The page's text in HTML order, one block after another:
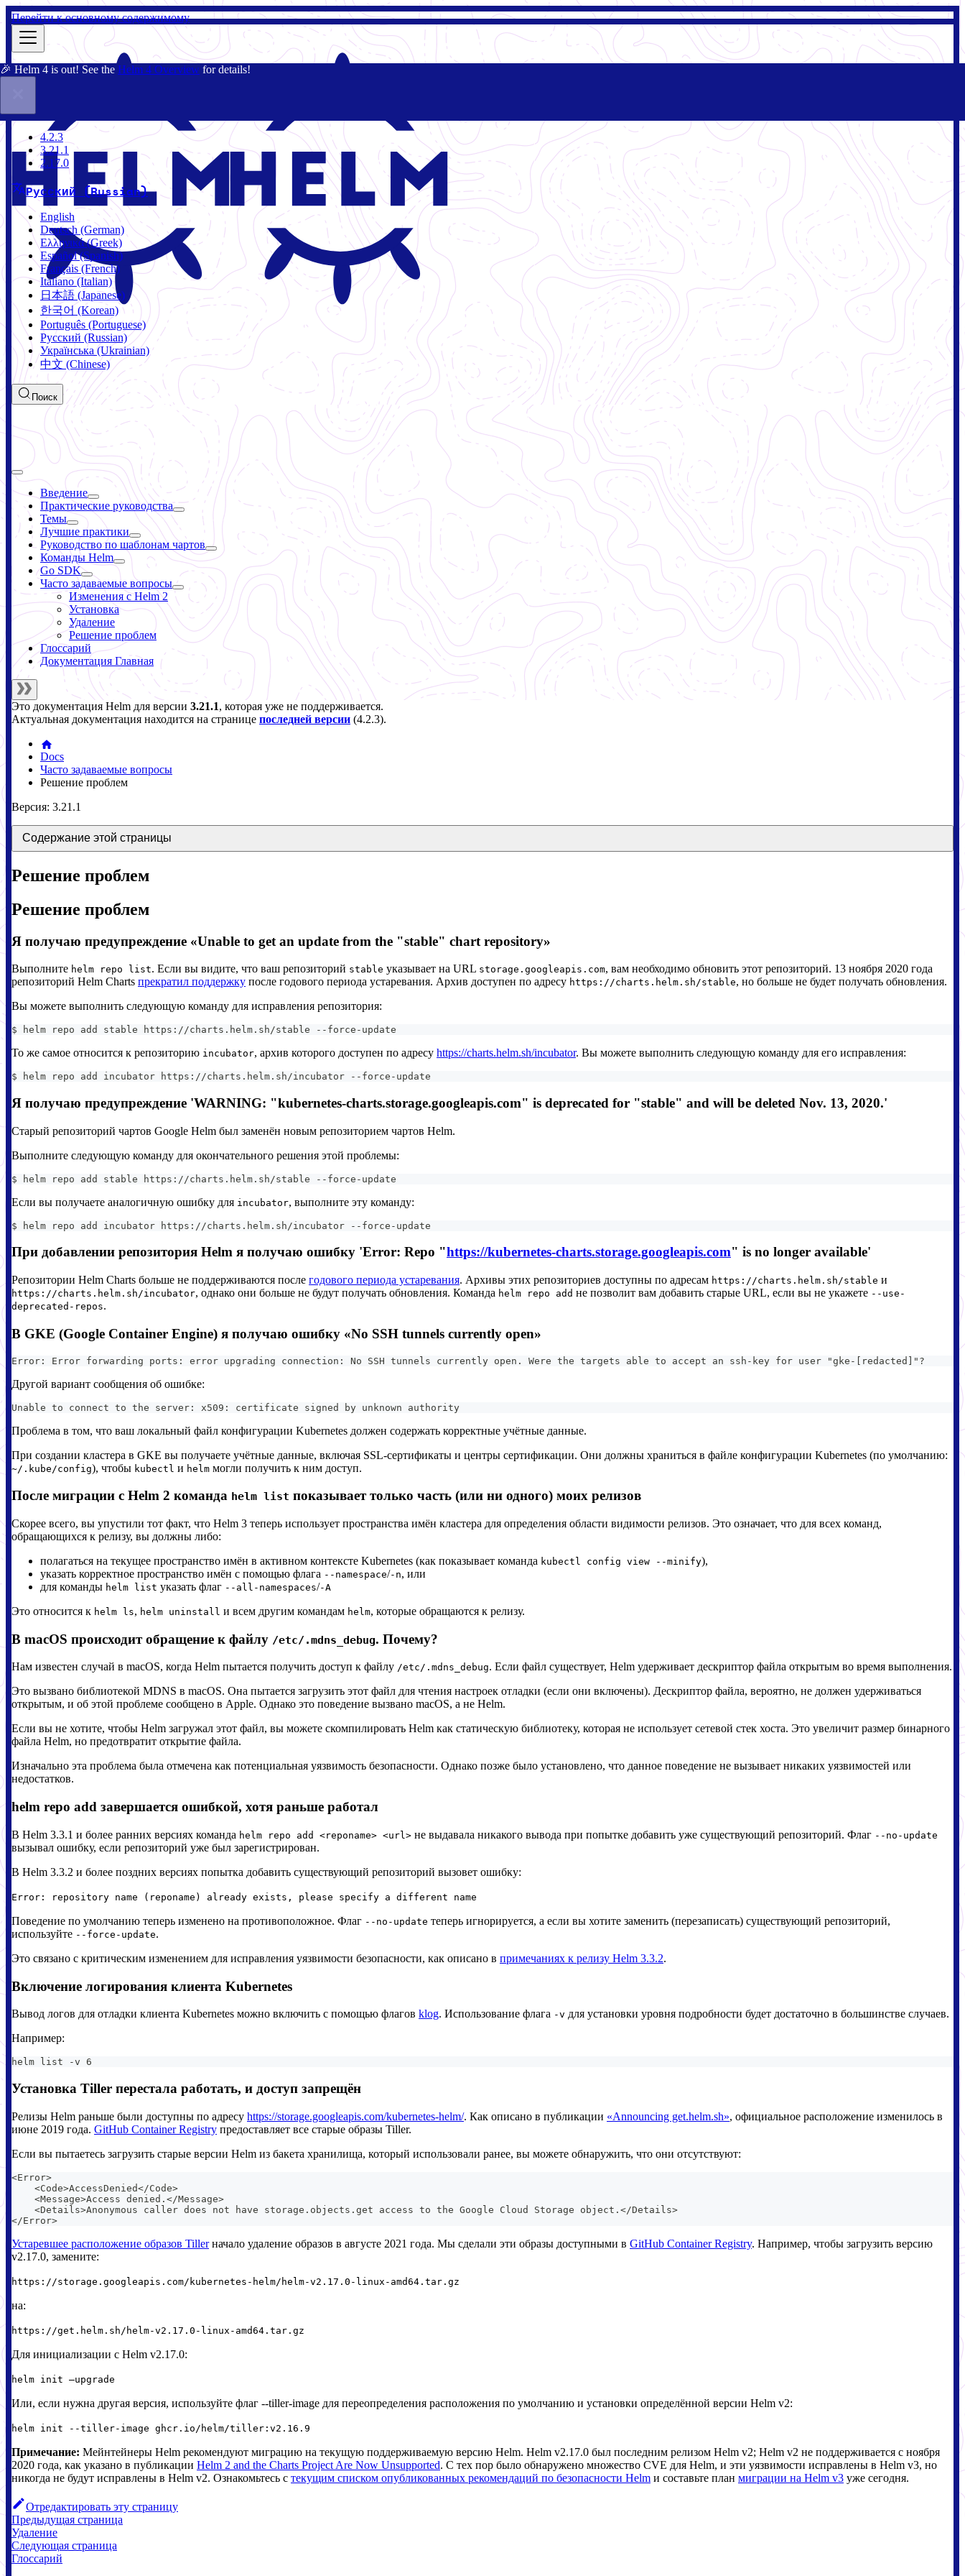
Перейти к основному содержимому
🎉 Helm 4 is out! See the Helm 4 Overview for details!
3.21.1
4.2.3
3.21.1
2.17.0
Русский (Russian)
English
Deutsch (German)
Ελληνικά (Greek)
Español (Spanish)
Français (French)
Italiano (Italian)
日本語 (Japanese)
한국어 (Korean)
Português (Portuguese)
Русский (Russian)
Українська (Ukrainian)
中文 (Chinese)
Поиск
Введение
Практические руководства
Темы
Лучшие практики
Руководство по шаблонам чартов
Команды Helm
Go SDK
Часто задаваемые вопросы
Изменения с Helm 2
Установка
Удаление
Решение проблем
Глоссарий
Документация Главная
Это документация Helm для версии 3.21.1, которая уже не поддерживается.
Актуальная документация находится на странице последней версии (4.2.3).
Docs
Часто задаваемые вопросы
Решение проблем
Версия: 3.21.1
Содержание этой страницы
Решение проблем
Решение проблем
Я получаю предупреждение «Unable to get an update from the "stable" chart repository»
Выполните helm repo list. Если вы видите, что ваш репозиторий stable указывает на URL storage.googleapis.com, вам необходимо обновить этот репозиторий. 13 ноября 2020 года
репозиторий Helm Charts прекратил поддержку после годового периода устаревания. Архив доступен по адресу https://charts.helm.sh/stable, но больше не будет получать обновления.
Вы можете выполнить следующую команду для исправления репозитория:
$ helm repo add stable https://charts.helm.sh/stable --force-update
То же самое относится к репозиторию incubator, архив которого доступен по адресу https://charts.helm.sh/incubator. Вы можете выполнить следующую команду для его исправления:
$ helm repo add incubator https://charts.helm.sh/incubator --force-update
Я получаю предупреждение 'WARNING: "kubernetes-charts.storage.googleapis.com" is deprecated for "stable" and will be deleted Nov. 13, 2020.'
Старый репозиторий чартов Google Helm был заменён новым репозиторием чартов Helm.
Выполните следующую команду для окончательного решения этой проблемы:
$ helm repo add stable https://charts.helm.sh/stable --force-update
Если вы получаете аналогичную ошибку для incubator, выполните эту команду:
$ helm repo add incubator https://charts.helm.sh/incubator --force-update
При добавлении репозитория Helm я получаю ошибку 'Error: Repo "https://kubernetes-charts.storage.googleapis.com" is no longer available'
Репозитории Helm Charts больше не поддерживаются после годового периода устаревания. Архивы этих репозиториев доступны по адресам https://charts.helm.sh/stable и
https://charts.helm.sh/incubator, однако они больше не будут получать обновления. Команда helm repo add не позволит вам добавить старые URL, если вы не укажете --use-
deprecated-repos.
В GKE (Google Container Engine) я получаю ошибку «No SSH tunnels currently open»
Error: Error forwarding ports: error upgrading connection: No SSH tunnels currently open. Were the targets able to accept an ssh-key for user "gke-[redacted]"?
Другой вариант сообщения об ошибке:
Unable to connect to the server: x509: certificate signed by unknown authority
Проблема в том, что ваш локальный файл конфигурации Kubernetes должен содержать корректные учётные данные.
При создании кластера в GKE вы получаете учётные данные, включая SSL-сертификаты и центры сертификации. Они должны храниться в файле конфигурации Kubernetes (по умолчанию:
~/.kube/config), чтобы kubectl и helm могли получить к ним доступ.
После миграции с Helm 2 команда helm list показывает только часть (или ни одного) моих релизов
Скорее всего, вы упустили тот факт, что Helm 3 теперь использует пространства имён кластера для определения области видимости релизов. Это означает, что для всех команд,
обращающихся к релизу, вы должны либо:
полагаться на текущее пространство имён в активном контексте Kubernetes (как показывает команда kubectl config view --minify),
указать корректное пространство имён с помощью флага --namespace/-n, или
для команды helm list указать флаг --all-namespaces/-A
Это относится к helm ls, helm uninstall и всем другим командам helm, которые обращаются к релизу.
В macOS происходит обращение к файлу /etc/.mdns_debug. Почему?
Нам известен случай в macOS, когда Helm пытается получить доступ к файлу /etc/.mdns_debug. Если файл существует, Helm удерживает дескриптор файла открытым во время выполнения.
Это вызвано библиотекой MDNS в macOS. Она пытается загрузить этот файл для чтения настроек отладки (если они включены). Дескриптор файла, вероятно, не должен удерживаться
открытым, и об этой проблеме сообщено в Apple. Однако это поведение вызвано macOS, а не Helm.
Если вы не хотите, чтобы Helm загружал этот файл, вы можете скомпилировать Helm как статическую библиотеку, которая не использует сетевой стек хоста. Это увеличит размер бинарного
файла Helm, но предотвратит открытие файла.
Изначально эта проблема была отмечена как потенциальная уязвимость безопасности. Однако позже было установлено, что данное поведение не вызывает никаких уязвимостей или
недостатков.
helm repo add завершается ошибкой, хотя раньше работал
В Helm 3.3.1 и более ранних версиях команда helm repo add <reponame> <url> не выдавала никакого вывода при попытке добавить уже существующий репозиторий. Флаг --no-update
вызывал ошибку, если репозиторий уже был зарегистрирован.
В Helm 3.3.2 и более поздних версиях попытка добавить существующий репозиторий вызовет ошибку:
Error: repository name (reponame) already exists, please specify a different name
Поведение по умолчанию теперь изменено на противоположное. Флаг --no-update теперь игнорируется, а если вы хотите заменить (перезаписать) существующий репозиторий,
используйте --force-update.
Это связано с критическим изменением для исправления уязвимости безопасности, как описано в примечаниях к релизу Helm 3.3.2.
Включение логирования клиента Kubernetes
Вывод логов для отладки клиента Kubernetes можно включить с помощью флагов klog. Использование флага -v для установки уровня подробности будет достаточно в большинстве случаев.
Например:
helm list -v 6
Установка Tiller перестала работать, и доступ запрещён
Релизы Helm раньше были доступны по адресу https://storage.googleapis.com/kubernetes-helm/. Как описано в публикации «Announcing get.helm.sh», официальное расположение изменилось в
июне 2019 года. GitHub Container Registry предоставляет все старые образы Tiller.
Если вы пытаетесь загрузить старые версии Helm из бакета хранилища, который использовали ранее, вы можете обнаружить, что они отсутствуют:
<Error>
    <Code>AccessDenied</Code>
    <Message>Access denied.</Message>
    <Details>Anonymous caller does not have storage.objects.get access to the Google Cloud Storage object.</Details>
</Error>
Устаревшее расположение образов Tillerначало удаление образов в августе 2021 года. Мы сделали эти образы доступными в GitHub Container Registry. Например, чтобы загрузить версию
v2.17.0, замените:
https://storage.googleapis.com/kubernetes-helm/helm-v2.17.0-linux-amd64.tar.gz
на:
https://get.helm.sh/helm-v2.17.0-linux-amd64.tar.gz
Для инициализации с Helm v2.17.0:
helm init —upgrade
Или, если нужна другая версия, используйте флаг --tiller-image для переопределения расположения по умолчанию и установки определённой версии Helm v2:
helm init --tiller-image ghcr.io/helm/tiller:v2.16.9
Примечание: Мейнтейнеры Helm рекомендуют миграцию на текущую поддерживаемую версию Helm. Helm v2.17.0 был последним релизом Helm v2; Helm v2 не поддерживается с ноября
2020 года, как указано в публикации Helm 2 and the Charts Project Are Now Unsupported. С тех пор было обнаружено множество CVE для Helm, и эти уязвимости исправлены в Helm v3, но
никогда не будут исправлены в Helm v2. Ознакомьтесь с текущим списком опубликованных рекомендаций по безопасности Helm и составьте план миграции на Helm v3 уже сегодня.
Отредактировать эту страницу
Предыдущая страница
Удаление
Следующая страница
Глоссарий